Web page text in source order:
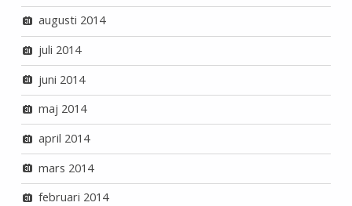
augusti 2014
juli 2014
juni 2014
maj 2014
april 2014
mars 2014
februari 2014